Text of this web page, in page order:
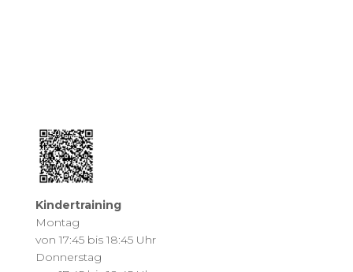
Kindertraining
Montag
von 17:45 bis 18:45 Uhr
Donnerstag